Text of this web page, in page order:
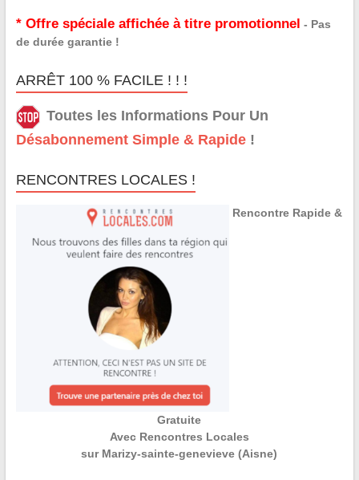
* Offre spéciale affichée à titre promotionnel - Pas
de durée garantie !
ARRÊT 100 % FACILE ! ! !
Toutes les Informations Pour Un
Désabonnement Simple & Rapide!
RENCONTRES LOCALES !
Rencontre Rapide &
Gratuite
Avec Rencontres Locales
sur Marizy-sainte-genevieve (Aisne)